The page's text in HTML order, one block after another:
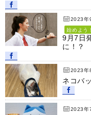
2023年
始めよう
9月7日
に！？
2023年
ネコバ
2023年